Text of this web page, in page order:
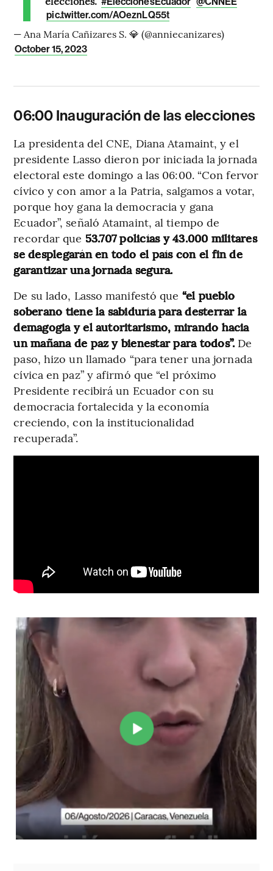
pic.twitter.com/AOeznLQ55t
— Ana María Cañizares S. 💎 (@anniecanizares)
October 15, 2023
06:00 Inauguración de las elecciones
La presidenta del CNE, Diana Atamaint, y el
presidente Lasso dieron por iniciada la jornada
electoral este domingo a las 06:00. “Con fervor
cívico y con amor a la Patria, salgamos a votar,
porque hoy gana la democracia y gana
Ecuador”, señaló Atamaint, al tiempo de
recordar que 53.707 policías y 43.000 militares
se desplegarán en todo el país con el fin de
garantizar una jornada segura.
De su lado, Lasso manifestó que “el pueblo
soberano tiene la sabiduría para desterrar la
demagogia y el autoritarismo, mirando hacia
un mañana de paz y bienestar para todos”. De
paso, hizo un llamado “para tener una jornada
cívica en paz” y afirmó que “el próximo
Presidente recibirá un Ecuador con su
democracia fortalecida y la economía
creciendo, con la institucionalidad
recuperada”.